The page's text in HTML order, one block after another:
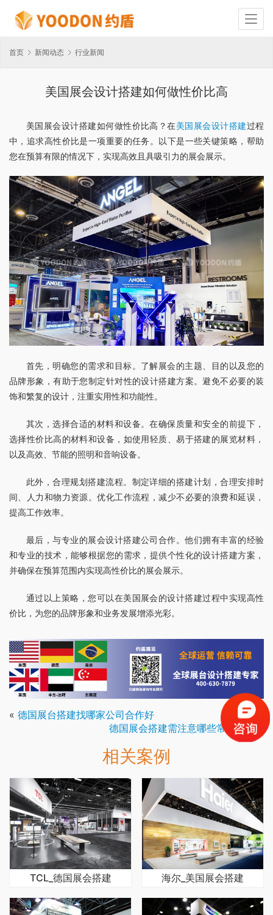
首页 新闻动态 行业新闻
美国展会设计搭建如何做性价比高
美国展会设计搭建如何做性价比高？在美国展会设计搭建过程
中，追求高性价比是一项重要的任务。以下是一些关键策略，帮助
您在预算有限的情况下，实现高效且具吸引力的展会展示。
首先，明确您的需求和目标。了解展会的主题、目的以及您的
品牌形象，有助于您制定针对性的设计搭建方案。避免不必要的装
饰和繁复的设计，注重实用性和功能性。
其次，选择合适的材料和设备。在确保质量和安全的前提下，
选择性价比高的材料和设备，如使用轻质、易于搭建的展览材料，
以及高效、节能的照明和音响设备。
此外，合理规划搭建流程。制定详细的搭建计划，合理安排时
间、人力和物力资源。优化工作流程，减少不必要的浪费和延误，
提高工作效率。
最后，与专业的展会设计搭建公司合作。他们拥有丰富的经验
和专业的技术，能够根据您的需求，提供个性化的设计搭建方案，
并确保在预算范围内实现高性价比的展会展示。
通过以上策略，您可以在美国展会的设计搭建过程中实现高性
价比，为您的品牌形象和业务发展增添光彩。
« 德国展台搭建找哪家公司合作好
德国展会搭建需注意哪些常见问题»
相关案例
TCL_德国展会搭建 海尔_美国展会搭建